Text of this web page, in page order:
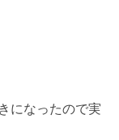
になったので実